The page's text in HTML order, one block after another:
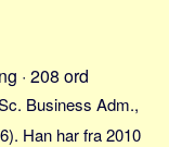
· 208 ord
Business Adm.,
Han har fra 2010